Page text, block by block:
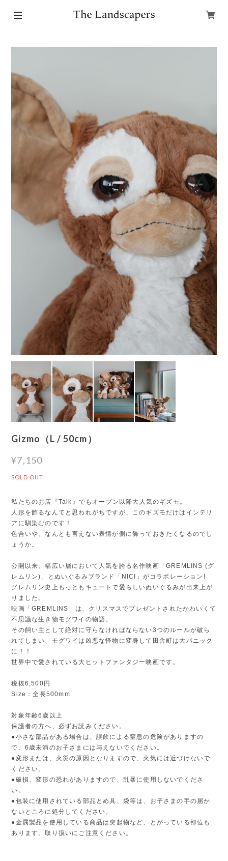
Gizmo（L / 50cm）
¥7,150
SOLD OUT
私たちのお店『Talk』でもオープン以降大人気のギズモ。
人形を飾るなんてと思われがちですが、このギズモだけはインテリ
アに馴染むのです！
色合いや、なんとも言えない表情が側に飾っておきたくなるのでし
ょうか。
公開以来、幅広い層において人気を誇る名作映画「GREMLINS (グ
レムリン)」とぬいぐるみブランド「NICI」がコラボレーション!
グレムリン史上もっともキュートで愛らしいぬいぐるみが出来上が
りました。
映画「GREMLINS」は、クリスマスでプレゼントされたかわいくて
不思議な生き物モグワイの物語。
その飼い主として絶対に守らなければならない3つのルールが破ら
れてしまい、モグワイは凶悪な怪物に変身して田舎町は大パニック
に！！
世界中で愛されている大ヒットファンタジー映画です。
税抜6,500円
Size：全長500mm
対象年齢6歳以上
保護者の方へ、必ずお読みください。
●小さな部品がある場合は、誤飲による窒息の危険がありますの
で、6歳未満のお子さまには与えないでください。
●変形または、火災の原因となりますので、火気には近づけないで
ください。
●破損、変形の恐れがありますので、乱暴に使用しないでくださ
い。
●包装に使用されている部品とめ具、袋等は、お子さまの手の届か
ないところに処分してください。
●金属製品を使用している商品は突起物など、とがっている部位も
あります。取り扱いにご注意ください。